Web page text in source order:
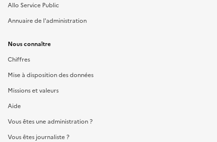
Allo Service Public
Annuaire de l'administration
Nous connaître
Chiffres
Mise à disposition des données
Missions et valeurs
Aide
Vous êtes une administration ?
Vous êtes journaliste ?